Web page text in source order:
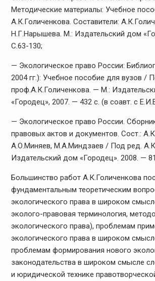
Методические материалы: Учебное
А.К.Голиченкова. Составители:
Н.Г.Нарышева. М.: Издательский дом
С.63-130;
— Экологическое право России:
2004 гг.): Учебное пособие для вузов /
проф.А.К.Голиченкова. — М.:
«Городец», 2007. — 432 с. (в соавт. с
— Экологическое право России.
правовых актов и документов. Сост.:
А.О.Миняев, М.А.Миндзаев / Под ред.
Издательский дом «Городец». 2008. —
Большинство работ А.К.Голиченкова
фундаментальным теоретическим
экологического права в широком
эколого-правовая терминология,
экологического права), проблемам
экологического права в широком
проблемам формирования нового
законодательства в широком смысле
и юридической технике